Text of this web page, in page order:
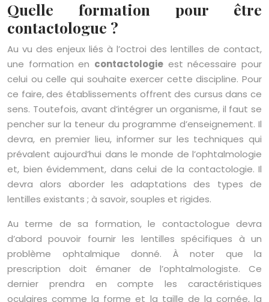
Quelle formation pour être
contactologue ?
Au vu des enjeux liés à l’octroi des lentilles de contact,
une formation en contactologie est nécessaire pour
celui ou celle qui souhaite exercer cette discipline. Pour
ce faire, des établissements offrent des cursus dans ce
sens. Toutefois, avant d’intégrer un organisme, il faut se
pencher sur la teneur du programme d’enseignement. Il
devra, en premier lieu, informer sur les techniques qui
prévalent aujourd’hui dans le monde de l’ophtalmologie
et, bien évidemment, dans celui de la contactologie. Il
devra alors aborder les adaptations des types de
lentilles existants ; à savoir, souples et rigides.
Au terme de sa formation, le contactologue devra
d’abord pouvoir fournir les lentilles spécifiques à un
problème ophtalmique donné. À noter que la
prescription doit émaner de l’ophtalmologiste. Ce
dernier prendra en compte les caractéristiques
oculaires comme la forme et la taille de la cornée, la